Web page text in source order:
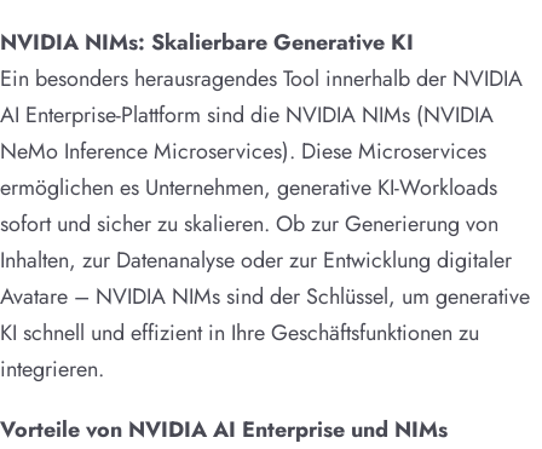
NVIDIA NIMs: Skalierbare Generative KI
Ein besonders herausragendes Tool innerhalb der NVIDIA
AI Enterprise-Plattform sind die NVIDIA NIMs (NVIDIA
NeMo Inference Microservices). Diese Microservices
ermöglichen es Unternehmen, generative KI-Workloads
sofort und sicher zu skalieren. Ob zur Generierung von
Inhalten, zur Datenanalyse oder zur Entwicklung digitaler
Avatare – NVIDIA NIMs sind der Schlüssel, um generative
KI schnell und effizient in Ihre Geschäftsfunktionen zu
integrieren.
Vorteile von NVIDIA AI Enterprise und NIMs